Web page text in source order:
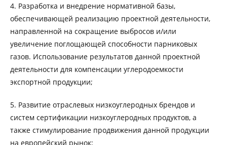
4. Разработка и внедрение нормативной базы,
обеспечивающей реализацию проектной деятельности,
направленной на сокращение выбросов и/или
увеличение поглощающей способности парниковых
газов. Использование результатов данной проектной
деятельности для компенсации углеродоемкости
экспортной продукции;
5. Развитие отраслевых низкоуглеродных брендов и
систем сертификации низкоуглеродных продуктов, а
также стимулирование продвижения данной продукции
на европейский рынок;